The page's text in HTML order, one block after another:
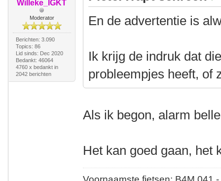
Willeke_IGKT
Moderator
Berichten: 3.090
Topics: 86
Lid sinds: Dec 2020
Bedankt: 46064
4760 x bedankt in
2042 berichten
En de advertentie is
Ik krijg de indruk dat
probleempjes heeft, of
Als ik begon, alarm
Het kan goed gaan, het